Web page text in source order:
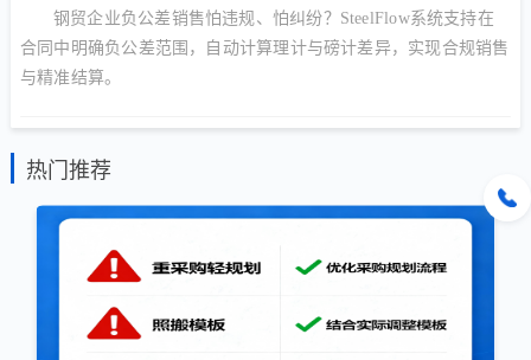
钢贸企业负公差销售怕违规、怕纠纷？SteelFlow系统支持在
合同中明确负公差范围，自动计算理计与磅计差异，实现合规销售
与精准结算。
热门推荐